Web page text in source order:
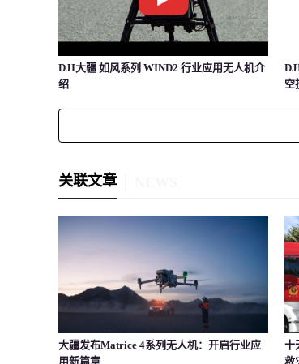
DJI大疆 如风系列 WIND2 行业应用无人机介
绍
空
关联文章
大疆发布Matrice 4系列无人机：开启行业应
用新篇章
十
救